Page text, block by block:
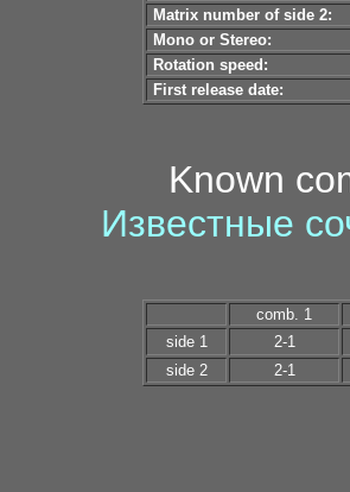
Matrix number of side 2:
Mono or Stereo:
Rotation speed:
First release date:
Known
Известные
comb. 1
side 1
2-1
side 2
2-1